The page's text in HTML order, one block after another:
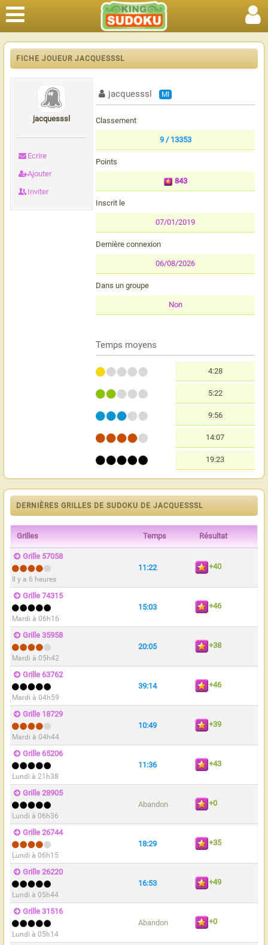
FICHE JOUEUR JACQUESSSL
jacquesssl
Ecrire
Ajouter
Inviter
jacquesssl MI
Classement
9 / 13353
Points
843
Inscrit le
07/01/2019
Dernière connexion
06/08/2026
Dans un groupe
Non
Temps moyens
4:28
5:22
9:56
14:07
19:23
DERNIÈRES GRILLES DE SUDOKU DE JACQUESSSL
Grilles Temps Résultat
Grille 57058
Il y a 6 heures
11:22 +40
Grille 74315
Mardi à 06h16
15:03 +46
Grille 35958
Mardi à 05h42
20:05 +38
Grille 63762
Mardi à 04h59
39:14 +46
Grille 18729
Mardi à 04h44
10:49 +39
Grille 65206
Lundi à 21h38
11:36 +43
Grille 28905
Lundi à 06h36
Abandon +0
Grille 26744
Lundi à 06h15
18:29 +35
Grille 26220
Lundi à 05h44
16:53 +49
Grille 31516
Lundi à 05h14
Abandon +0